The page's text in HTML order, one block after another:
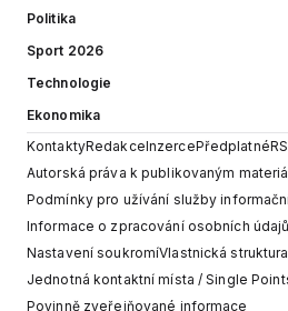
Politika
Sport 2026
Technologie
Ekonomika
KontaktyRedakceInzercePředplatné
Autorská práva k publikovaným
Podmínky pro užívání služby
Informace o zpracování osobních
Nastavení soukromíVlastnická struktura
Jednotná kontaktní místa / Single
Povinně zveřejňované informace